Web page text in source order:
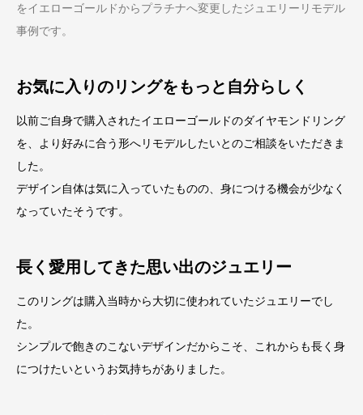
をイエローゴールドからプラチナへ変更したジュエリーリモデル
事例です。
お気に入りのリングをもっと自分らしく
以前ご自身で購入されたイエローゴールドのダイヤモンドリング
を、より好みに合う形へリモデルしたいとのご相談をいただきま
した。
デザイン自体は気に入っていたものの、身につける機会が少なく
なっていたそうです。
長く愛用してきた思い出のジュエリー
このリングは購入当時から大切に使われていたジュエリーでし
た。
シンプルで飽きのこないデザインだからこそ、これからも長く身
につけたいというお気持ちがありました。